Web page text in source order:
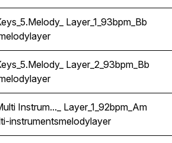
Layer_1_93bpm_Bb
Layer_1_93bpm_Bb
layer
Layer_2_93bpm_Bb
Layer_2_93bpm_Bb
layer
Instrument_1.Melody_Bass_
Instrum..._ Layer_1_92bpm_Am
instrumentsmelodylayer